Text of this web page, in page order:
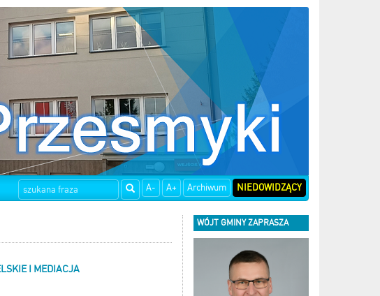
A- A+ Archiwum NIEDOWIDZĄCY
I MEDIACJA
WÓJT GMINY ZAPRASZA